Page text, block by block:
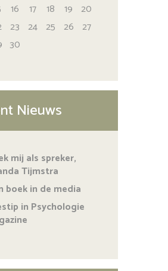
16 17 18 19 20
23 24 25 26 27
30
Nieuws
mij als spreker,
Tijmstra
boek in de media
in Psychologie